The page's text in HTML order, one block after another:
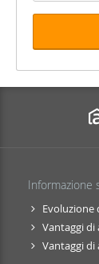
Informazione
Evoluzione
Vantaggi
Vantaggi